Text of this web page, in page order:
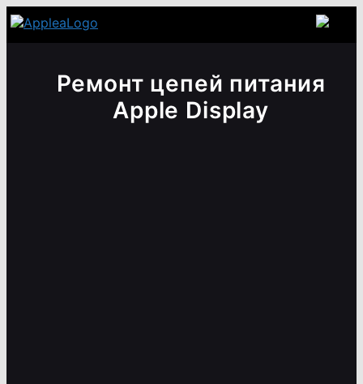
Ремонт цепей питания
Apple Display